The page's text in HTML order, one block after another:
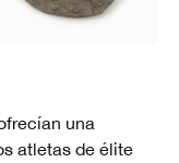
una
atletas de élite